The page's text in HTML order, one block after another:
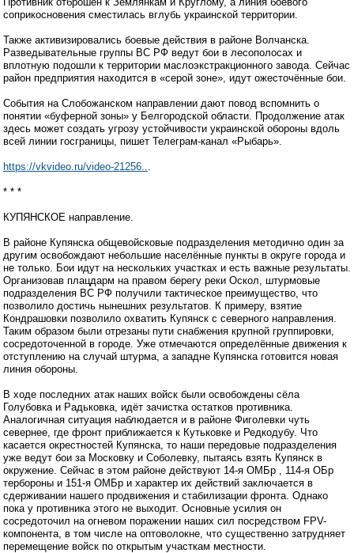
соприкосновения сместилась вглубь украинской территории.
Также активизировались боевые действия в районе Волчанска.
Разведывательные группы ВС РФ ведут бои в лесополосах и
вплотную подошли к территории маслоэкстракционного завода. Сейчас
район предприятия находится в «серой зоне», идут ожесточённые бои.
События на Слобожанском направлении дают повод вспомнить о
понятии «буферной зоны» у Белгородской области. Продолжение атак
здесь может создать угрозу устойчивости украинской обороны вдоль
всей линии госграницы, пишет Телеграм-канал «Рыбарь».
https://vkvideo.ru/video-21256..
* * *
КУПЯНСКОЕ направление.
В районе Купянска общевойсковые подразделения методично один за
другим освобождают небольшие населённые пункты в округе города и
не только. Бои идут на нескольких участках и есть важные результаты.
Организовав плацдарм на правом берегу реки Оскол, штурмовые
подразделения ВС РФ получили тактическое преимущество, что
позволило достичь нынешних результатов. К примеру, взятие
Кондрашовки позволило охватить Купянск с северного направления.
Таким образом были отрезаны пути снабжения крупной группировки,
сосредоточенной в городе. Уже отмечаются определённые движения к
отступлению на случай штурма, а западне Купянска готовится новая
линия обороны.
В ходе последних атак наших войск были освобождены сёла
Голубовка и Радьковка, идёт зачистка остатков противника.
Аналогичная ситуация наблюдается и в районе Фиголевки чуть
севернее, где фронт приближается к Кутьковке и Редкодубу. Что
касается окрестностей Купянска, то наши передовые подразделения
уже ведут бои за Московку и Соболевку, пытаясь взять Купянск в
окружение. Сейчас в этом районе действуют 14-я ОМБр , 114-я ОБр
тербороны и 151-я ОМБр и характер их действий заключается в
сдерживании нашего продвижения и стабилизации фронта. Однако
пока у противника этого не выходит. Основные усилия он
сосредоточил на огневом поражении наших сил посредством FPV-
компонента, в том числе на оптоволокне, что существенно затрудняет
перемещение войск по открытым участкам местности.